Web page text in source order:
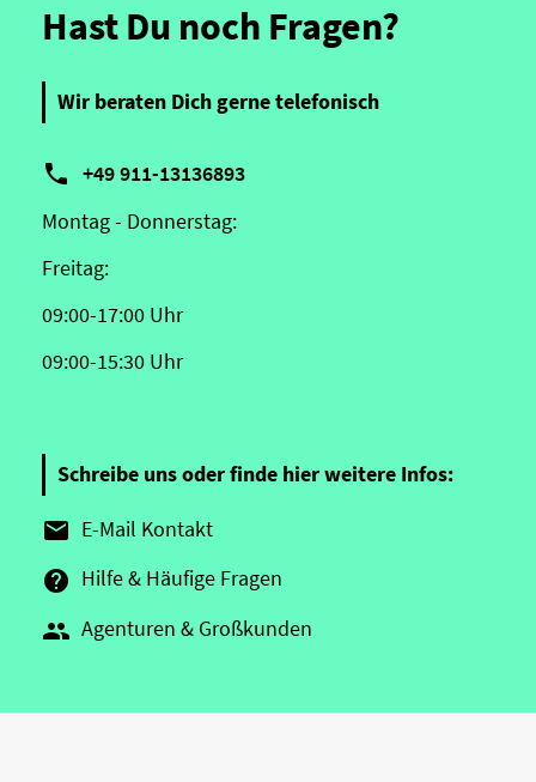
Hast Du noch Fragen?
Wir beraten Dich gerne telefonisch
 +49 911-13136893
Montag - Donnerstag:
Freitag:
09:00-17:00 Uhr
09:00-15:30 Uhr
Schreibe uns oder finde hier weitere Infos:
 E-Mail Kontakt
 Hilfe & Häufige Fragen
 Agenturen & Großkunden